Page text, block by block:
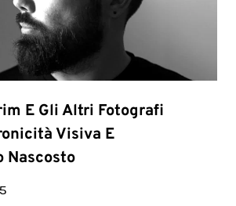
E Gli Altri Fotografi
Visiva E
Nascosto